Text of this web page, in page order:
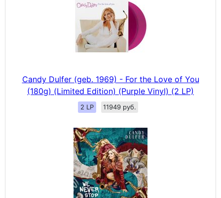
Candy Dulfer (geb. 1969) - For the Love of You
(180g) (Limited Edition) (Purple Vinyl) (2 LP)
2 LP 11949 руб.